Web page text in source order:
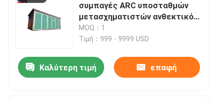
συμπαγές ARC υποσταθμών
μετασχηματιστών ανθεκτικό
για τις εγκαταστάσεις
παραγωγής ενέργειας
MOQ：1
Τιμή：999 - 9999 USD
Καλύτερη τιμή επαφή